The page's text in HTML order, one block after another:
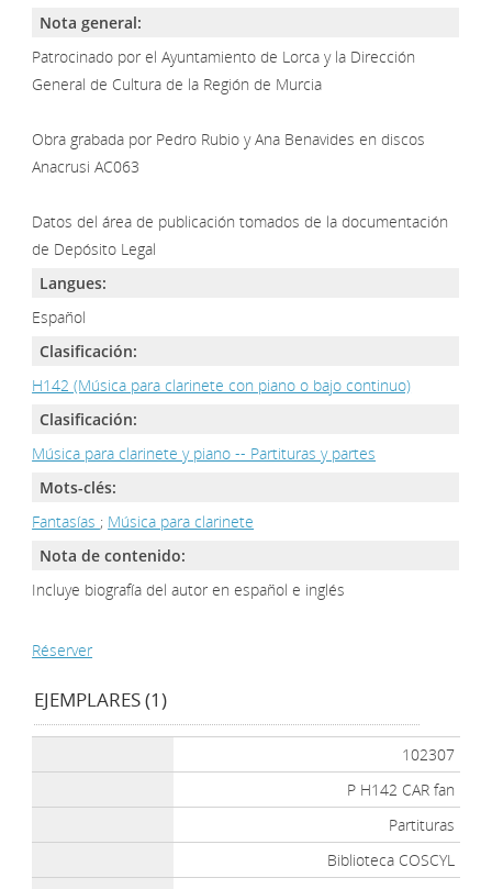
Nota general:
Patrocinado por el Ayuntamiento de Lorca y la Dirección
General de Cultura de la Región de Murcia
Obra grabada por Pedro Rubio y Ana Benavides en discos
Anacrusi AC063
Datos del área de publicación tomados de la documentación
de Depósito Legal
Langues:
Español
Clasificación:
H142 (Música para clarinete con piano o bajo continuo)
Clasificación:
Música para clarinete y piano -- Partituras y partes
Mots-clés:
Fantasías ; Música para clarinete
Nota de contenido:
Incluye biografía del autor en español e inglés
Réserver
EJEMPLARES (1)
102307
P H142 CAR fan
Partituras
Biblioteca COSCYL